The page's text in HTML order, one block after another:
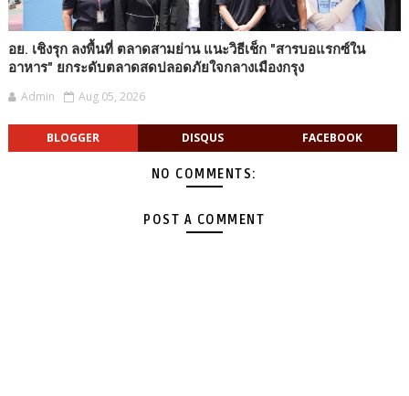
อย. เชิงรุก ลงพื้นที่ ตลาดสามย่าน แนะวิธีเช็ก "สารบอแรกซ์ใน
อาหาร" ยกระดับตลาดสดปลอดภัยใจกลางเมืองกรุง
Admin Aug 05, 2026
BLOGGER DISQUS FACEBOOK
NO COMMENTS:
POST A COMMENT